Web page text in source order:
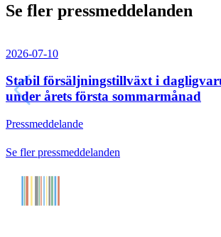
Se fler pressmeddelanden
2026-07-10
Stabil försäljningstillväxt i
under årets första sommarmånad
Pressmeddelande
Se fler pressmeddelanden